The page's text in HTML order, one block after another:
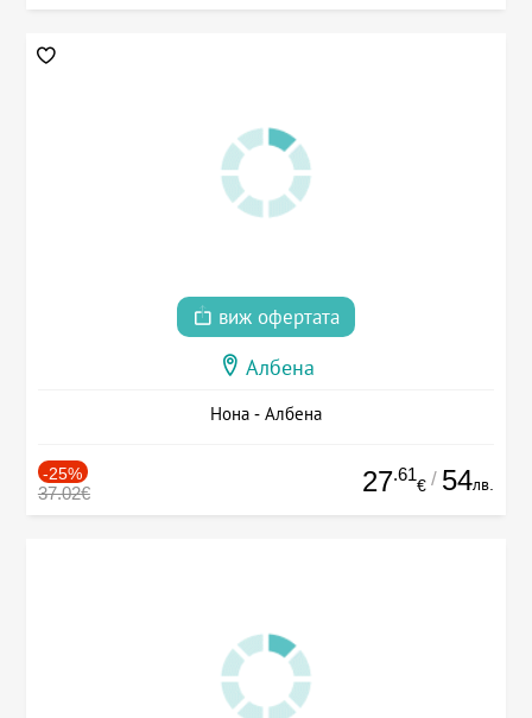
виж офертата
Албена
Нона - Албена
-25%
37.02€ 27.61
€ / 54лв.